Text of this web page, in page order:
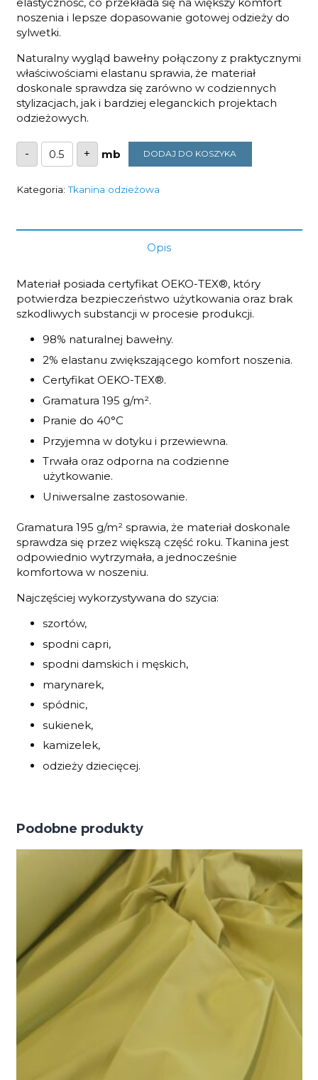
elastyczność, co przekłada się na większy komfort
noszenia i lepsze dopasowanie gotowej odzieży do
sylwetki.
Naturalny wygląd bawełny połączony z praktycznymi
właściwościami elastanu sprawia, że materiał
doskonale sprawdza się zarówno w codziennych
stylizacjach, jak i bardziej eleganckich projektach
odzieżowych.
-
ilość
Tkaniny
na
letnią,
bawełna
1,5m
+ DODAJ DO KOSZYKA
Kategoria:Tkanina odzieżowa
Opis
Materiał posiada certyfikat OEKO-TEX®, który
potwierdza bezpieczeństwo użytkowania oraz brak
szkodliwych substancji w procesie produkcji.
98% naturalnej bawełny.
2% elastanu zwiększającego komfort noszenia.
Certyfikat OEKO-TEX®.
Gramatura 195 g/m².
Pranie do 40°C
Przyjemna w dotyku i przewiewna.
Trwała oraz odporna na codzienne
użytkowanie.
Uniwersalne zastosowanie.
Gramatura 195 g/m² sprawia, że materiał doskonale
sprawdza się przez większą część roku. Tkanina jest
odpowiednio wytrzymała, a jednocześnie
komfortowa w noszeniu.
Najczęściej wykorzystywana do szycia:
szortów,
spodni capri,
spodni damskich i męskich,
marynarek,
spódnic,
sukienek,
kamizelek,
odzieży dziecięcej.
Podobne produkty